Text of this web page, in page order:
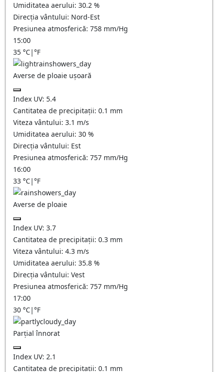
Umiditatea aerului: 30.2 %
Direcția vântului: Nord-Est
Presiunea atmosferică: 758 mm/Hg
15:00
35 °C|°F
Averse de ploaie ușoară
Index UV: 5.4
Cantitatea de precipitații: 0.1 mm
Viteza vântului: 3.1 m/s
Umiditatea aerului: 30 %
Direcția vântului: Est
Presiunea atmosferică: 757 mm/Hg
16:00
33 °C|°F
Averse de ploaie
Index UV: 3.7
Cantitatea de precipitații: 0.3 mm
Viteza vântului: 4.3 m/s
Umiditatea aerului: 35.8 %
Direcția vântului: Vest
Presiunea atmosferică: 757 mm/Hg
17:00
30 °C|°F
Parțial înnorat
Index UV: 2.1
Cantitatea de precipitații: 0.1 mm